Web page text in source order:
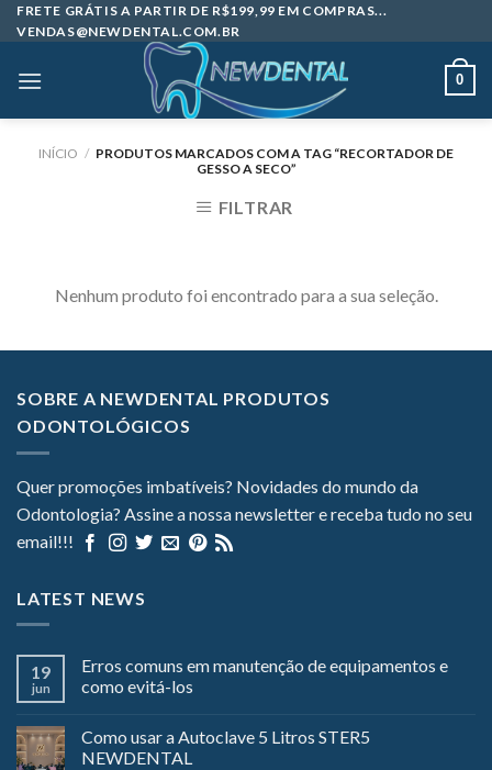
Skip
to
FRETE GRÁTIS A PARTIR DE R$199,99 EM COMPRAS...
VENDAS@NEWDENTAL.COM.BR
0
INÍCIO / PRODUTOS MARCADOS COM A TAG “RECORTADOR DE
GESSO A SECO”
FILTRAR
Nenhum produto foi encontrado para a sua seleção.
SOBRE A NEWDENTAL PRODUTOS
ODONTOLÓGICOS
Quer promoções imbatíveis? Novidades do mundo da
Odontologia? Assine a nossa newsletter e receba tudo no seu
email!!!
LATEST NEWS
19
jun
Erros comuns em manutenção de equipamentos e
como evitá-los
Como usar a Autoclave 5 Litros STER5
NEWDENTAL